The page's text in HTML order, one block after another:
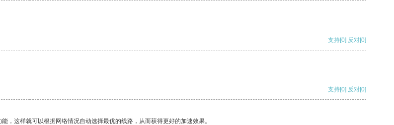
支持[0] 反对[0]
支持[0] 反对[0]
这样就可以根据网络情况自动选择最优的线路，从而获得更好的加速效果。